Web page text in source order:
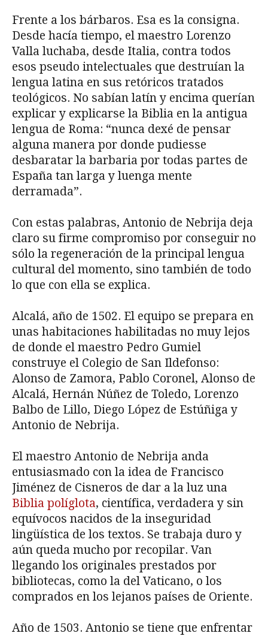
Frente a los bárbaros. Esa es la consigna.
Desde hacía tiempo, el maestro Lorenzo
Valla luchaba, desde Italia, contra todos
esos pseudo intelectuales que destruían la
lengua latina en sus retóricos tratados
teológicos. No sabían latín y encima querían
explicar y explicarse la Biblia en la antigua
lengua de Roma: “nunca dexé de pensar
alguna manera por donde pudiesse
desbaratar la barbaria por todas partes de
España tan larga y luenga mente
derramada”.
Con estas palabras, Antonio de Nebrija deja
claro su firme compromiso por conseguir no
sólo la regeneración de la principal lengua
cultural del momento, sino también de todo
lo que con ella se explica.
Alcalá, año de 1502. El equipo se prepara en
unas habitaciones habilitadas no muy lejos
de donde el maestro Pedro Gumiel
construye el Colegio de San Ildefonso:
Alonso de Zamora, Pablo Coronel, Alonso de
Alcalá, Hernán Núñez de Toledo, Lorenzo
Balbo de Lillo, Diego López de Estúñiga y
Antonio de Nebrija.
El maestro Antonio de Nebrija anda
entusiasmado con la idea de Francisco
Jiménez de Cisneros de dar a la luz una
Biblia políglota, científica, verdadera y sin
equívocos nacidos de la inseguridad
lingüística de los textos. Se trabaja duro y
aún queda mucho por recopilar. Van
llegando los originales prestados por
bibliotecas, como la del Vaticano, o los
comprados en los lejanos países de Oriente.
Año de 1503. Antonio se tiene que enfrentar